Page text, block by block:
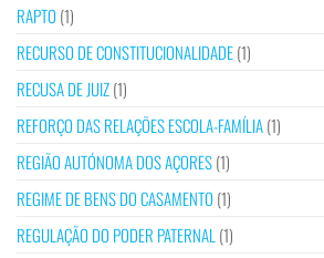
RAPTO (1)
RECURSO DE CONSTITUCIONALIDADE(1)
RECUSA DE JUIZ(1)
REFORÇO DAS RELAÇÕES ESCOLA-FAMÍLIA(1)
REGIÃO AUTÓNOMA DOS AÇORES(1)
REGIME DE BENS DO CASAMENTO (1)
REGULAÇÃO DO PODER PATERNAL (1)